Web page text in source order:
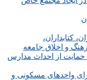
کتابداران،
و اخلاق جامعه
حمایت از احداث مدارس
واحدهای مسکونی و